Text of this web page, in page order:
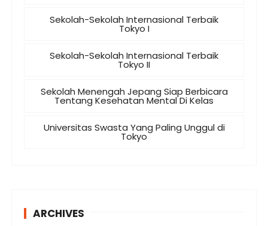
Sekolah-Sekolah Internasional Terbaik
Tokyo I
Sekolah-Sekolah Internasional Terbaik
Tokyo II
Sekolah Menengah Jepang Siap Berbicara
Tentang Kesehatan Mental Di Kelas
Universitas Swasta Yang Paling Unggul di
Tokyo
ARCHIVES